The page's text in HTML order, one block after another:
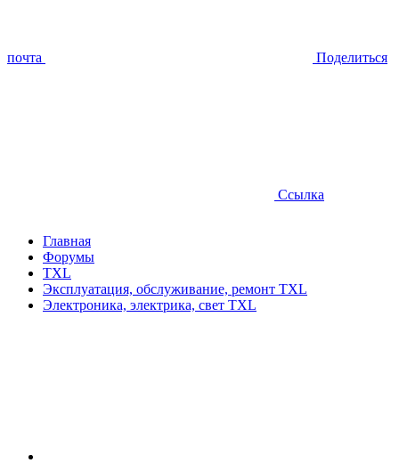
почта Поделиться
Ссылка
Главная
Форумы
TXL
Эксплуатация, обслуживание, ремонт TXL
Электроника, электрика, свет TXL